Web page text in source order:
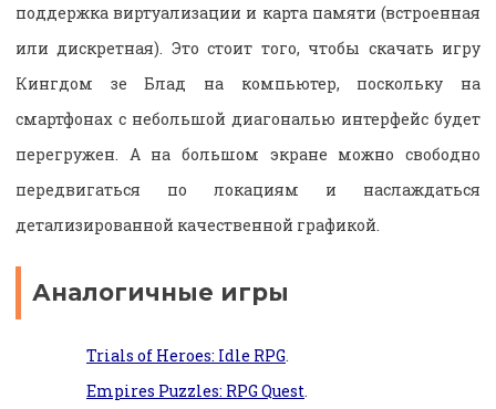
поддержка виртуализации и карта памяти (встроенная
или дискретная). Это стоит того, чтобы скачать игру
Кингдом зе Блад на компьютер, поскольку на
смартфонах с небольшой диагональю интерфейс будет
перегружен. А на большом экране можно свободно
передвигаться по локациям и наслаждаться
детализированной качественной графикой.
Аналогичные игры
Trials of Heroes: Idle RPG.
Empires Puzzles: RPG Quest.